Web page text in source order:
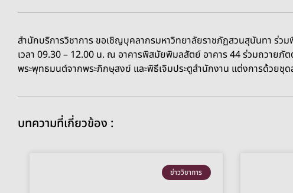
สำนักบริการวิชาการ ขอเชิญบุคลากรมหาวิทยาลัยราชภัฏสวนสุนันทา ร่ว
เวลา 09.30 – 12.00 น. ณ อาคารพิสมัยพิมลสัตย์ อาคาร 44 ร่วมถวาย
พระพุทธมนต์จากพระภิกษุสงฆ์ และพิธีเจิมประตูสำนักงาน แต่งการด้วยชุ
บทความที่เกี่ยวข้อง :
ข่าววิชาการ